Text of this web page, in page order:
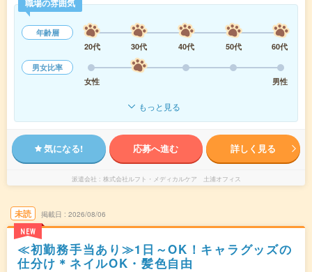
職場の雰囲気
年齢層
20代
30代 40代 50代
60代
男女比率
女性
男性
もっと見る
気になる! 応募へ進む 詳しく見る
派遣会社 株式会社ルフト・メディカルケア 土浦オフィス
未読
NEW
掲載日 2026/08/06
≪初勤務手当あり≫1日～OK！キャラグッズの
仕分け＊ネイルOK・髪色自由